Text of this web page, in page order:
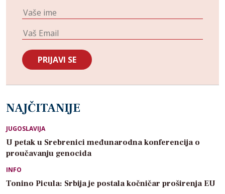
NAJČITANIJE
JUGOSLAVIJA
U petak u Srebrenici međunarodna konferencija o
proučavanju genocida
INFO
Tonino Picula: Srbija je postala kočničar proširenja EU